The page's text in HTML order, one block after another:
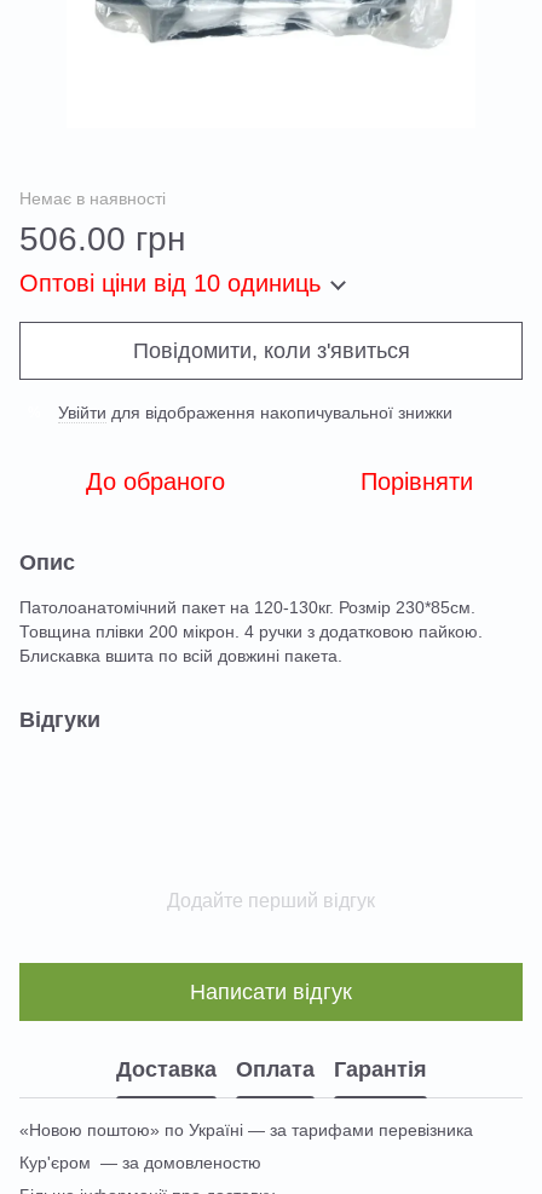
Немає в наявності
506.00 грн
Оптові ціни від 10 одиниць
Повідомити, коли з'явиться
Увійти для відображення накопичувальної знижки
До обраного Порівняти
Опис
Патолоанатомічний пакет на 120-130кг. Розмір 230*85см.
Товщина плівки 200 мікрон. 4 ручки з додатковою пайкою.
Блискавка вшита по всій довжині пакета.
Відгуки
Додайте перший відгук
Написати відгук
Доставка Оплата Гарантія
«Новою поштою» по Україні — за тарифами перевізника
Кур'єром — за домовленостю